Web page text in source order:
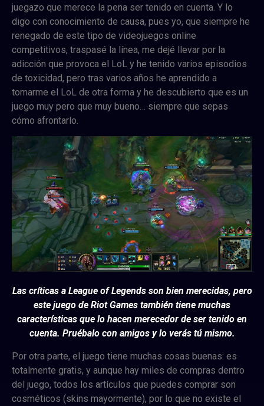
juegazo que merece la pena ser tenido en cuenta. Y lo
digo con conocimiento de causa, pues yo, que siempre he
renegado de este tipo de videojuegos online
competitivos, traspasé la línea, me dejé llevar por la
adicción que provoca el LoL y he tenido varios episodios
de toxicidad, pero tras varios años he aprendido a
tomarme el LoL de otra forma y he descubierto que es un
juego muy pero que muy bueno… siempre que sepas
cómo afrontarlo.
Las críticas a League of Legends son bien merecidas, pero
este juego de Riot Games también tiene muchas
características que lo hacen merecedor de ser tenido en
cuenta. Pruébalo con amigos y lo verás tú mismo.
Por otra parte, el juego tiene muchas cosas buenas: es
totalmente gratis, y aunque hay miles de compras dentro
del juego, todos los artículos que puedes comprar son
cosméticos (skins mayormente), por lo que no existe el